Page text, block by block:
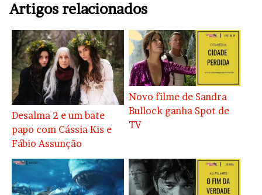
Artigos relacionados
Desalma 2 e um bate
papo com Cássia Kis e
Fábio Assunção
Novo filme de Sandra
Bullock ganha Spot de
TV